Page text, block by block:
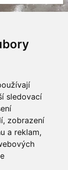
sledovací
zobrazení
a reklam,